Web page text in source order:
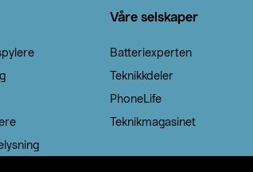
Våre selskaper
Batteriexperten
Teknikkdeler
PhoneLife
Teknikmagasinet